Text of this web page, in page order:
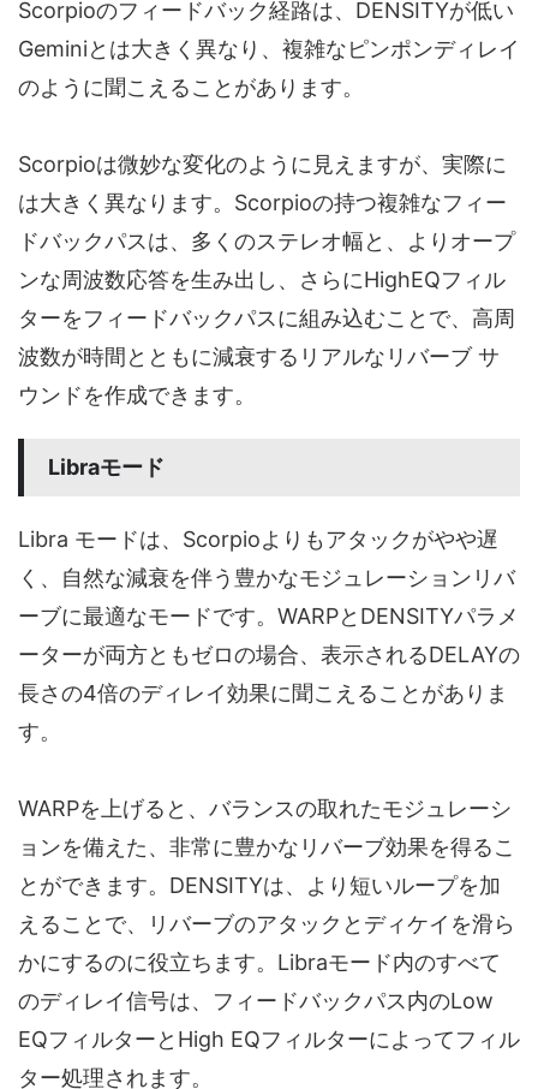
Scorpioのフィードバック経路は、DENSITYが低い
Geminiとは大きく異なり、複雑なピンポンディレイ
のように聞こえることがあります。
Scorpioは微妙な変化のように見えますが、実際に
は大きく異なります。Scorpioの持つ複雑なフィー
ドバックパスは、多くのステレオ幅と、よりオープ
ンな周波数応答を生み出し、さらにHighEQフィル
ターをフィードバックパスに組み込むことで、高周
波数が時間とともに減衰するリアルなリバーブ サ
ウンドを作成できます。
Libraモード
Libra モードは、Scorpioよりもアタックがやや遅
く、自然な減衰を伴う豊かなモジュレーションリバ
ーブに最適なモードです。WARPとDENSITYパラメ
ーターが両方ともゼロの場合、表示されるDELAYの
長さの4倍のディレイ効果に聞こえることがありま
す。
WARPを上げると、バランスの取れたモジュレーシ
ョンを備えた、非常に豊かなリバーブ効果を得るこ
とができます。DENSITYは、より短いループを加
えることで、リバーブのアタックとディケイを滑ら
かにするのに役立ちます。Libraモード内のすべて
のディレイ信号は、フィードバックパス内のLow
EQフィルターとHigh EQフィルターによってフィル
ター処理されます。